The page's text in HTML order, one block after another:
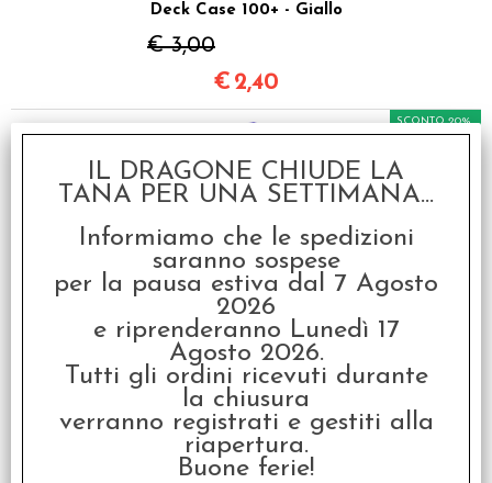
Deck Case 100+ - Giallo
€ 3,00
€ 2,40
Deck Case 100+ - Viola
€ 3,00
SCONTO 20%
€ 2,40
IL DRAGONE CHIUDE LA
TANA PER UNA SETTIMANA...
Informiamo che le spedizioni
saranno sospese
per la pausa estiva dal 7 Agosto
2026
e riprenderanno Lunedì 17
Agosto 2026.
Tutti gli ordini ricevuti durante
la chiusura
verranno registrati e gestiti alla
riapertura.
Buone ferie!